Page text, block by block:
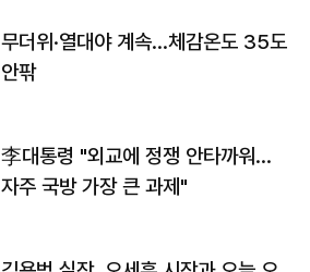
무더위·열대야 계속…체감온도 35도
안팎
李대통령 "외교에 정쟁 안타까워…
자주 국방 가장 큰 과제"